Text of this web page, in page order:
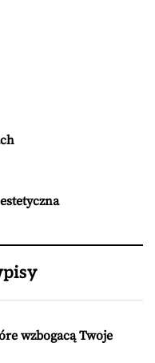
wzbogacą Twoje